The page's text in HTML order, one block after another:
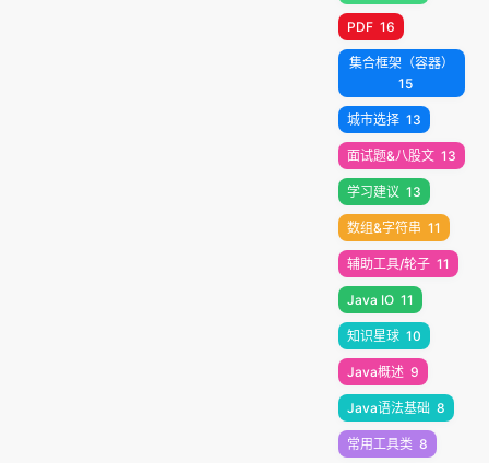
PDF 16
集合框架（容器）
15
城市选择 13
面试题&八股文 13
学习建议 13
数组&字符串 11
辅助工具/轮子 11
Java IO 11
知识星球 10
Java概述 9
Java语法基础 8
常用工具类 8